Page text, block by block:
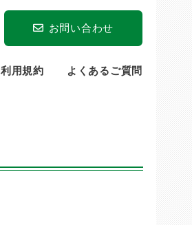
お問い合わせ
利用規約 よくあるご質問